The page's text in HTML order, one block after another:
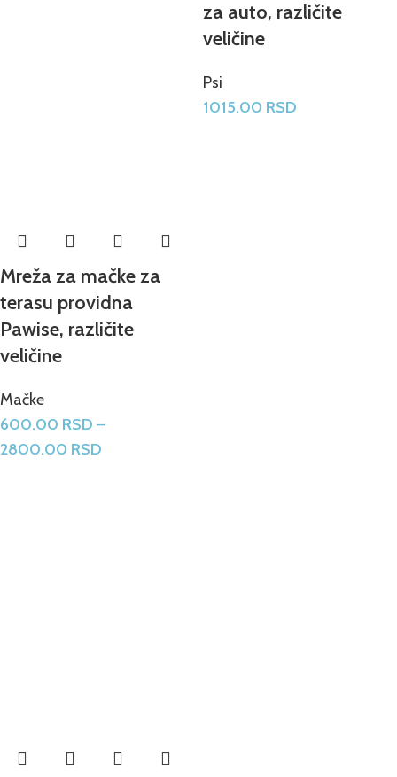
Mreža za mačke za
terasu providna
Pawise, različite
veličine
Mačke
600.00 RSD –
2800.00 RSD
za auto, različite
veličine
Psi
1015.00 RSD